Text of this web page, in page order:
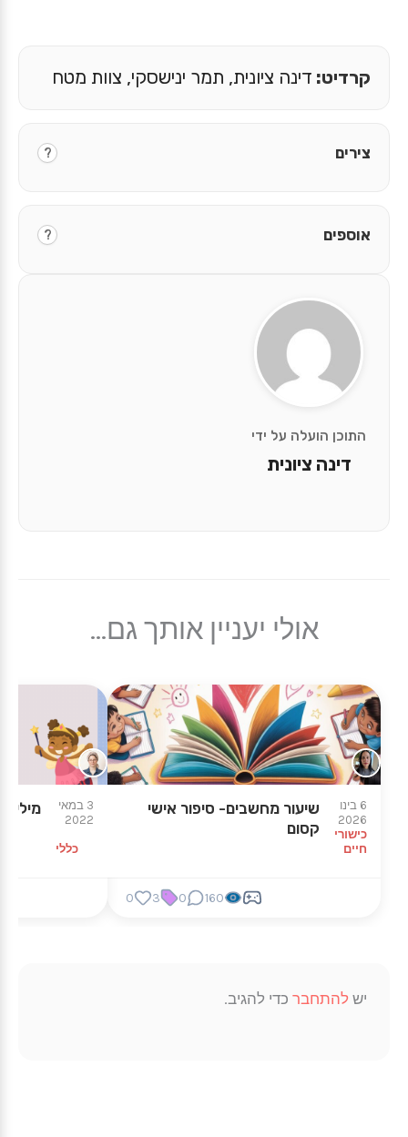
התוכן הועלה על ידי
דינה ציונית
קרדיט: דינה ציונית, תמר ינישסקי, צוות מטח
צירים ?
אוספים ?
אולי יעניין אותך גם...
6 בינו
2026
כישורי
חיים
שיעור מחשבים- סיפור אישי
קסום
160
0
3
0
3 במאי
2022
כללי
יש להתחבר כדי להגיב.